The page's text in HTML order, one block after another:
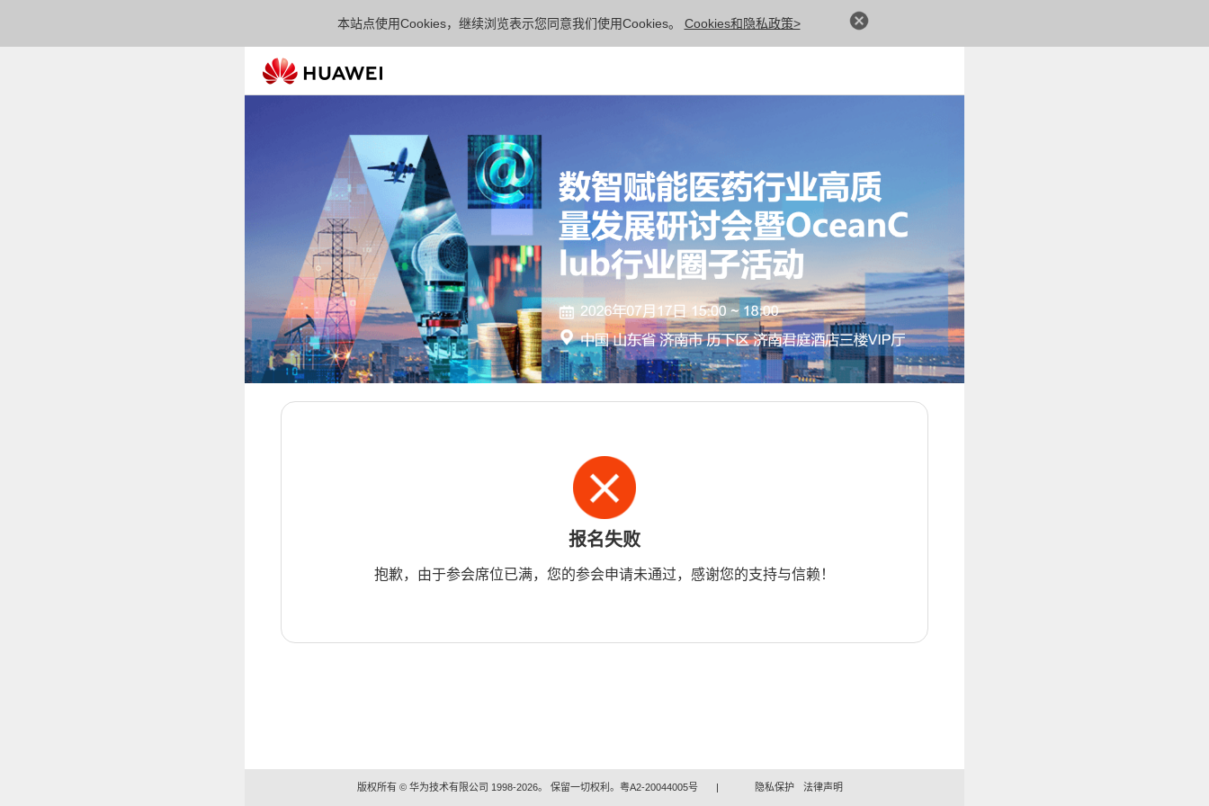
本站点使用Cookies，继续浏览表示您同意我们使用Cookies。 Cookies和隐私政策>
报名失败
抱歉，由于参会席位已满，您的参会申请未通过，感谢您的支持与信赖！
版权所有 © 华为技术有限公司 1998-2026。 保留一切权利。粤A2-20044005号 | 隐私保护 法律声明